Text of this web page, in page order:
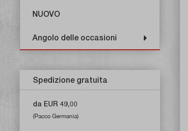
NUOVO
Angolo delle occasioni
Spedizione gratuita
da EUR 49,00
(Pacco Germania)